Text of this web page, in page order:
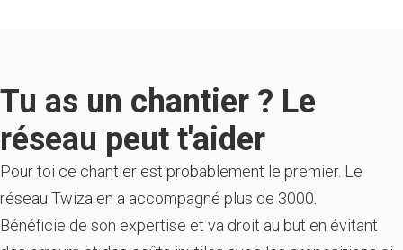
Tu as un chantier ? Le
réseau peut t'aider
Pour toi ce chantier est probablement le premier. Le
réseau Twiza en a accompagné plus de 3000.
Bénéficie de son expertise et va droit au but en évitant